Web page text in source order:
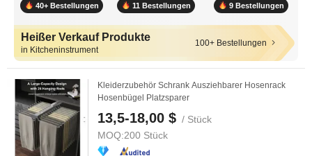
40+ Bestellungen 11 Bestellungen 9 Bestellungen
Heißer Verkauf Produkte
in Kitcheninstrument
100+ Bestellungen
Kleiderzubehör Schrank Ausziehbarer Hosenrack
Hosenbügel Platzsparer
13,5-18,00 $ / Stück
MOQ:200 Stück